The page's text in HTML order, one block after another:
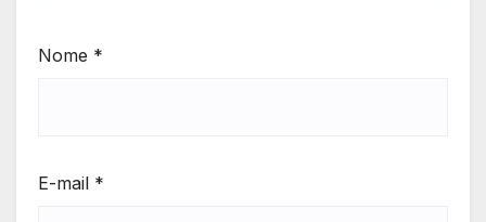
Nome *
E-mail *